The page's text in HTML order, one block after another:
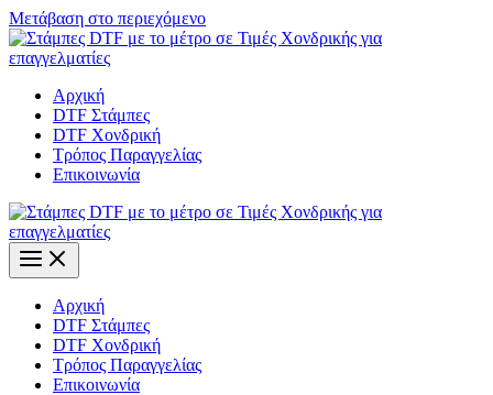
Μετάβαση στο περιεχόμενο
Αρχική
DTF Στάμπες
DTF Χονδρική
Τρόπος Παραγγελίας
Επικοινωνία
Αρχική
DTF Στάμπες
DTF Χονδρική
Τρόπος Παραγγελίας
Επικοινωνία